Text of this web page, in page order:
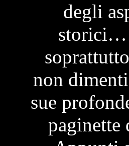
degli
storici…
non
sue
paginette